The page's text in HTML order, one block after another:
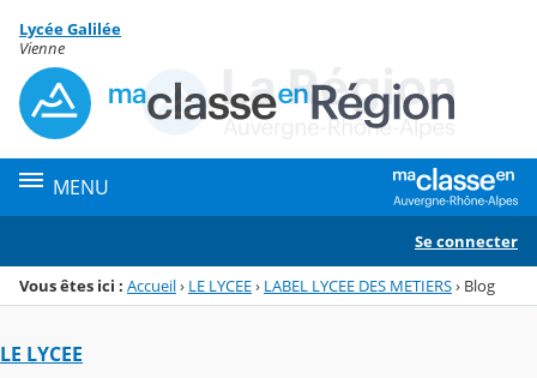
Menu de la rubrique
Contenu
Lycée Galilée
Vienne
MENU
Se connecter
Vous êtes ici : Accueil› LE LYCEE› LABEL LYCEE DES METIERS› Blog
LE LYCEE